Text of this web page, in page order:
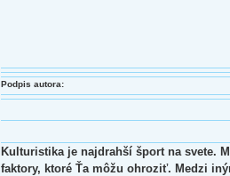
Podpis autora:
Kulturistika je najdrahší šport na svete.
faktory, ktoré Ťa môžu ohroziť. Medzi